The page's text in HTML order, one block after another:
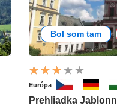
Bol som tam
Európa
Prehliadka